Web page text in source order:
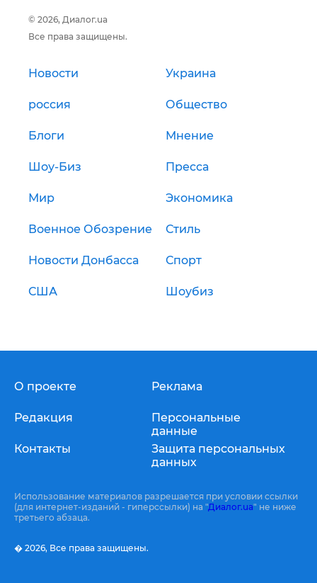
© 2026, Диалог.ua
Все права защищены.
Новости Украина
россия Общество
Блоги Мнение
Шоу-Биз Пресса
Мир Экономика
Военное Обозрение Стиль
Новости Донбасса Спорт
США Шоубиз
О проекте
Редакция
Контакты
Реклама
Персональные
данные
Защита персональных
данных
Использование материалов разрешается при условии ссылки
(для интернет-изданий - гиперссылки) на "Диалог.ua" не ниже
третьего абзаца.
� 2026, Все права защищены.